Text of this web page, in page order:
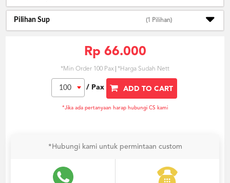
Pilihan Sup (1 Pilihan)
Rp 66.000
*Min Order 100 Pax *Harga Sudah Nett
100 / Pax ADD TO CART
*Jika ada pertanyaan harap hubungi CS kami
*Hubungi kami untuk permintaan custom